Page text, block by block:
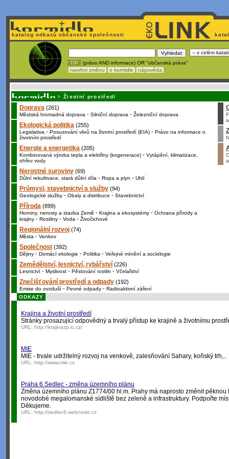
katalog odkazů občanské společnosti
! TIP : (právo AND informace) OR "občanská práva"
navrhni změnu
o kormidle nápověda
> Životní prostředí
Doprava (261)
Městská hromadná doprava - Silniční doprava - Železniční doprava
Ekologická politika (255)
Legislativa - Posuzování vlivů na životní prostředí (EIA) - Právo na informace o
životním prostředí
Energie a energetika (205)
Kombinovaná výroba tepla a elektřiny (kogenerace) - Vytápění, klimatizace,
ohřev vody
Nerostné suroviny (69)
Důlní rekultivace, stará důlní díla - Ropa a plyn - Uhlí
Průmysl, stavebnictví a služby (94)
Geologické služby - Obaly a distribuce - Stavebnictví
Příroda (899)
Horniny, nerosty a stavba Země - Krajina a ekosystémy - Ochrana přírody a
krajiny - Rostliny - Voda - Živočichové
Regionální rozvoj (74)
Města - Venkov
Společnost (392)
Dějiny - Domácí ekologie - Politika - Veřejné mínění a sociologie
Zemědělství, lesnictví, rybářství (226)
Lesnictví - Myslivost - Pěstování rostlin - Včelařství
Znečišťování prostředí a odpady (192)
Emise do ovzduší - Pevné odpady - Radioaktivní záření
ODKAZY
Krajina a životní prostředí
Stránky prosazující odpovědný a trvalý přístup ke krajině a životnímu
URL: http://krajinazp.ic.cz/
MIE
MIE - trvale udržitelný rozvoj na venkově, zalesňování Sahary, koňský trh,..
URL: http://www.mie.cz
Praha 6 Sedlec - změna územního plánu
Změna územního plánu Z1774/00 hl.m. Prahy má naprosto změnit
novodobé megalomanské sídliště bez zeleně a infrastruktury. Podpořte
Děkujeme.
URL: http://sedlec6.webnode.cz